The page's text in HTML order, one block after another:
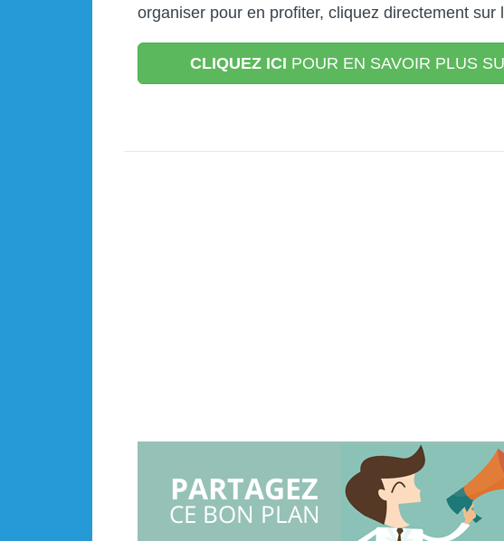
organiser pour en profiter, cliquez directement sur
CLIQUEZ ICI POUR EN SAVOIR PLUS
PARTAGEZ
CE BON PLAN